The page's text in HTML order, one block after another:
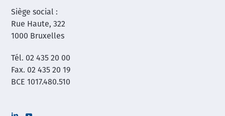
Siège social :
Rue Haute, 322
1000 Bruxelles
Tél. 02 435 20 00
Fax. 02 435 20 19
BCE 1017.480.510